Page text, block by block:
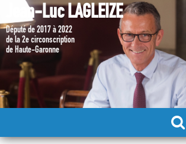
Jean-Luc LAGLEIZE
Député de 2017 à 2022
de la 2e circonscription
de Haute-Garonne